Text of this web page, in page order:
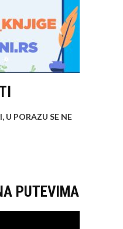
U PORAZU SE NE
PUTEVIMA